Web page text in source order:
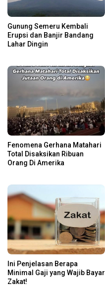
Gunung Semeru Kembali
Erupsi dan Banjir Bandang
Lahar Dingin
Fenomena Gerhana Matahari
Total Disaksikan Ribuan
Orang Di Amerika
Ini Penjelasan Berapa
Minimal Gaji yang Wajib Bayar
Zakat!